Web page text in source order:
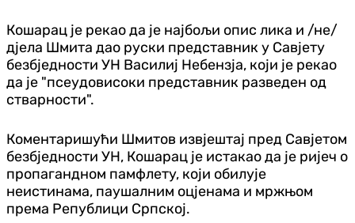
Кошарац је рекао да је најбољи опис лика и /не/
дјела Шмита дао руски представник у Савјету
безбједности УН Василиј Небензја, који је рекао
да је "псеудовисоки представник разведен од
стварности".
Коментаришући Шмитов извјештај пред Савјетом
безбједности УН, Кошарац је истакао да је ријеч о
пропагандном памфлету, који обилује
неистинама, паушалним оцјенама и мржњом
према Републици Српској.